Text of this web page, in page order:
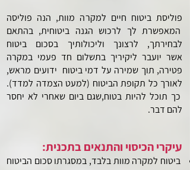
פוליסת ביטוח חיים למקרה מוות, הנה פוליסה
המאפשרת לך לרכוש הגנה ביטוחית, בהתאם
לבחירתך, לרצונך וליכולותיך בסכום ביטוח
אשר יועבר ליקיריך בתשלום חד פעמי במקרה
פטירה, תוך שמירה על דמי ביטוח ידועים מראש,
לאורך כל תקופת הביטוח (למעט הצמדה למדד).
כך תוכל להיות בטוח,שגם ביום שאחרי לא יחסר
להם דבר.
עיקרי הכיסוי והתנאים בתכנית:
ביטוח למקרה מוות בלבד, במסגרתו סכום הביטוח